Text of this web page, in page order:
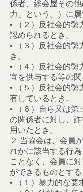
係者、総会屋その
力」という。）に
• （２）反社会的勢
認められるとき。
• （３）反社会的勢
き。
• （４）反社会的勢
宜を供与する等の
• （５）反社会的勢
有しているとき。
• （６）自ら又は第
の関係者に対し、
用いたとき。
２ 当協会は、会員
れかに該当する行
ことなく、会員に
ができるものとする
• （１）暴力的な要